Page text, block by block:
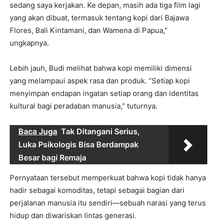
sedang saya kerjakan. Ke depan, masih ada tiga film lagi
yang akan dibuat, termasuk tentang kopi dari Bajawa
Flores, Bali Kintamani, dan Wamena di Papua,”
ungkapnya.
Lebih jauh, Budi melihat bahwa kopi memiliki dimensi
yang melampaui aspek rasa dan produk. “Setiap kopi
menyimpan endapan ingatan setiap orang dan identitas
kultural bagi peradaban manusia,” tuturnya.
Baca Juga Tak Ditangani Serius,
Luka Psikologis Bisa Berdampak
Besar bagi Remaja
Pernyataan tersebut memperkuat bahwa kopi tidak hanya
hadir sebagai komoditas, tetapi sebagai bagian dari
perjalanan manusia itu sendiri—sebuah narasi yang terus
hidup dan diwariskan lintas generasi.